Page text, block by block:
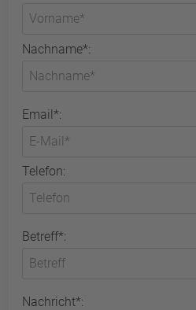
Nachname*:
Email*:
Telefon:
Betreff*:
Nachricht*: